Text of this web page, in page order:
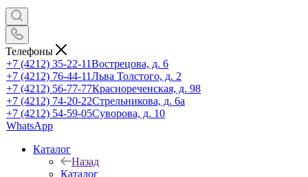
Телефоны
+7 (4212) 35-22-11Вострецова, д. 6
+7 (4212) 76-44-11Льва Толстого, д. 2
+7 (4212) 56-77-77Краснореченская, д. 98
+7 (4212) 74-20-22Стрельникова, д. 6а
+7 (4212) 54-59-05Суворова, д. 10
WhatsApp
Каталог
Назад
Каталог